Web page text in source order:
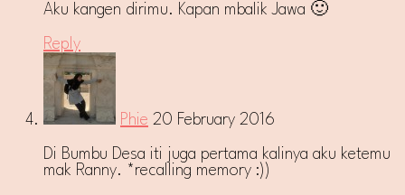
Aku kangen dirimu. Kapan mbalik Jawa 🙂
Reply
Phie 20 February 2016
Di Bumbu Desa iti juga pertama kalinya aku ketemu
mak Ranny. *recalling memory :))